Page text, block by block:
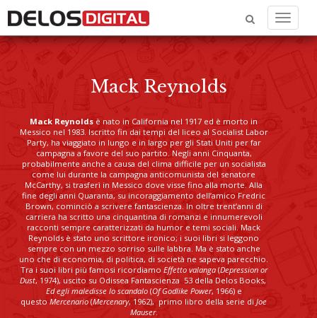
Menu
Mack Reynolds
Mack Reynolds è nato in California nel 1917 ed è morto in
Messico nel 1983. Iscritto fin dai tempi del liceo al Socialist Labor
Party, ha viaggiato in lungo e in largo per gli Stati Uniti per far
campagna a favore del suo partito. Negli anni Cinquanta,
probabilmente anche a causa del clima difficile per un socialista
come lui durante la campagna anticomunista del senatore
McCarthy, si trasferì in Messico dove visse fino alla morte. Alla
fine degli anni Quaranta, su incoraggiamento dell’amico Fredric
Brown, cominciò a scrivere fantascienza. In oltre trent’anni di
carriera ha scritto una cinquantina di romanzi e innumerevoli
racconti sempre caratterizzati da humor e temi sociali. Mack
Reynolds è stato uno scrittore ironico; i suoi libri si leggono
sempre con un mezzo sorriso sulle labbra. Ma è stato anche
uno che di economia, di politica, di società ne sapeva parecchio.
Tra i suoi libri più famosi ricordiamo Effetto valanga(Depression or
Dust, 1974), uscito su Odissea Fantascienza 53 della Delos Books,
Ed egli maledisse lo scandalo(Of Godlike Power, 1966) e
questo Mercenario (Mercenary, 1962), primo libro della serie di Joe
Mauser.